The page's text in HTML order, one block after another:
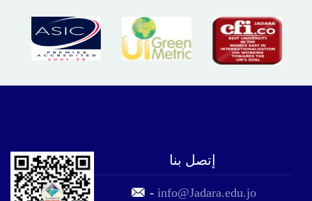
إتصل بنا
-info@Jadara.edu.jo